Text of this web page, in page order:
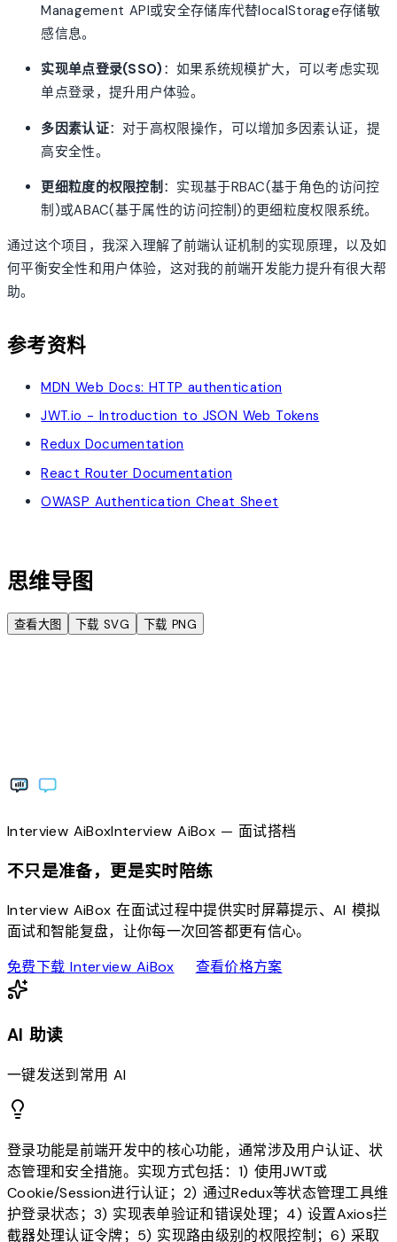
Management API或安全存储库代替localStorage存储敏
感信息。
实现单点登录(SSO) ：如果系统规模扩大，可以考虑实现
单点登录，提升用户体验。
多因素认证：对于高权限操作，可以增加多因素认证，提
高安全性。
更细粒度的权限控制 ：实现基于RBAC(基于角色的访问控
制)或ABAC(基于属性的访问控制)的更细粒度权限系统。
通过这个项目，我深入理解了前端认证机制的实现原理，以及如
何平衡安全性和用户体验，这对我的前端开发能力提升有很大帮
助。
参考资料
MDN Web Docs: HTTP authentication
JWT.io - Introduction to JSON Web Tokens
Redux Documentation
React Router Documentation
OWASP Authentication Cheat Sheet
思维导图
查看大图 下载 SVG 下载 PNG
Interview AiBoxInterviewAiBox— 面试搭档
不只是准备，更是实时陪练
Interview AiBox 在面试过程中提供实时屏幕提示、AI 模拟
面试和智能复盘，让你每一次回答都更有信心。
免费下载 Interview AiBoxdownload查看价格方案sell
AI 助读
一键发送到常用 AI
登录功能是前端开发中的核心功能，通常涉及用户认证、状
态管理和安全措施。实现方式包括：1) 使用JWT或
Cookie/Session进行认证；2) 通过Redux等状态管理工具维
护登录状态；3) 实现表单验证和错误处理；4) 设置Axios拦
截器处理认证令牌；5) 实现路由级别的权限控制；6) 采取